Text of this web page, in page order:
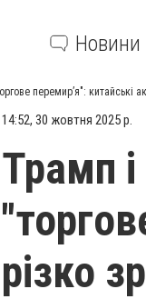
Новини
перемир’я": китайські
14:52, 30 жовтня 2025 р.
Трамп
різко